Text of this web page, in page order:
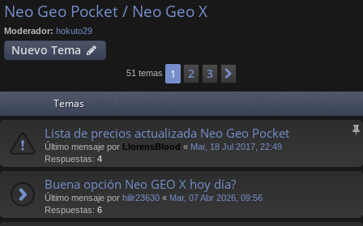
Neo Geo Pocket / Neo Geo X
Moderador: hokuto29
Nuevo Tema
51 temas 1 2 3
Temas
Lista de precios actualizada Neo Geo Pocket
Último mensaje por LlorensBlood « Mar, 18 Jul 2017, 22:49
Respuestas: 4
Buena opción Neo GEO X hoy día?
Último mensaje por hilir23630 « Mar, 07 Abr 2026, 09:56
Respuestas: 6